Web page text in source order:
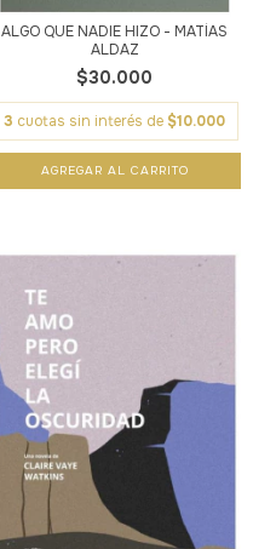
ALGO QUE NADIE HIZO - MATÍAS
ALDAZ
$30.000
3 cuotas sin interés de $10.000